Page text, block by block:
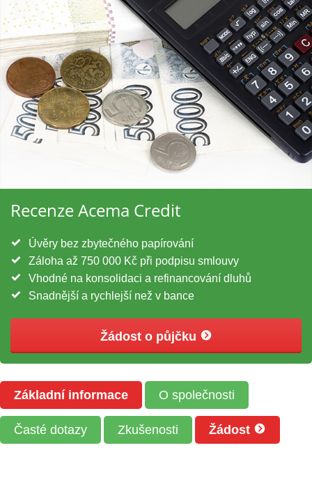
Recenze Acema Credit
Úvěry bez zbytečného papírování
Záloha až 750 000 Kč při podpisu smlouvy
Vhodné na konsolidaci a refinancování dluhů
Snadnější a rychlejší než v bance
Žádost o půjčku
Základní informace O společnosti
Časté dotazy Zkušenosti Žádost